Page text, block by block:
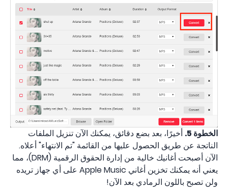
الخطوة 5.
أخيرًا، بعد بضع دقائق، يمكنك الآن تنزيل الملفات
الناتجة عن طريق الحصول عليها من القائمة "تم الانتهاء" أعلاه.
الآن أصبحت أغانيك خالية من إدارة الحقوق الرقمية (DRM)، مما
يعني أنه يمكنك تخزين أغاني Apple Music على أي جهاز تريده
ولن تصبح باللون الرمادي بعد الآن!